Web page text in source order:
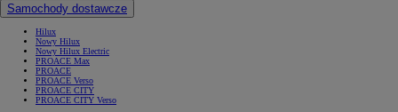
Samochody dostawcze
Hilux
Nowy Hilux
Nowy Hilux Electric
PROACE Max
PROACE
PROACE Verso
PROACE CITY
PROACE CITY Verso